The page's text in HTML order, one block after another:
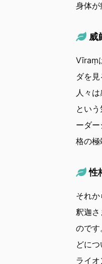
身体が
威
Vīraṃ
ダを
人々
とい
ーダ
格の極
性
それ
釈迦
ので
どに
ライ